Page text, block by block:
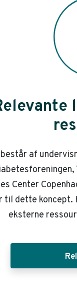
af
Center
dette koncept.
eksterne